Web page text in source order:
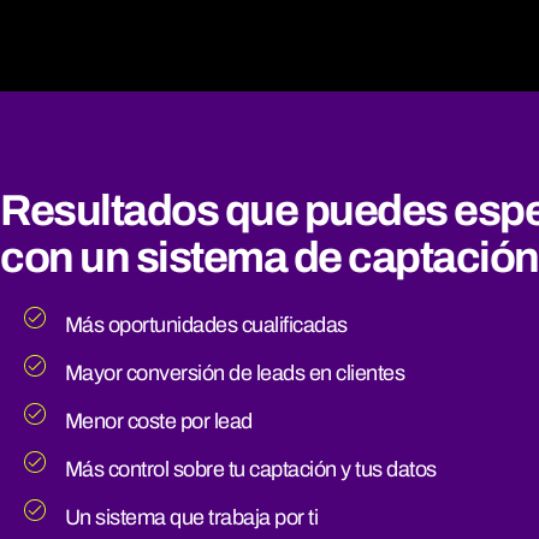
Resultados que puedes
con un sistema de captación
Más oportunidades cualificadas
Mayor conversión de leads en clientes
Menor coste por lead
Más control sobre tu captación y tus datos
Un sistema que trabaja por ti